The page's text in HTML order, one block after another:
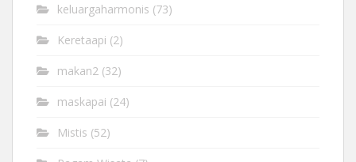
keluargaharmonis (73)
Keretaapi (2)
makan2 (32)
maskapai (24)
Mistis (52)